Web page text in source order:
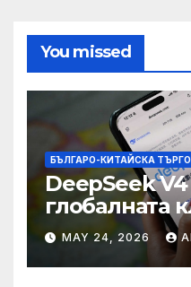
You missed
БЪЛГАРО-КИТАЙСКА
DeepSeek
глобалната
печалба
намаление
MAY 24, 2026